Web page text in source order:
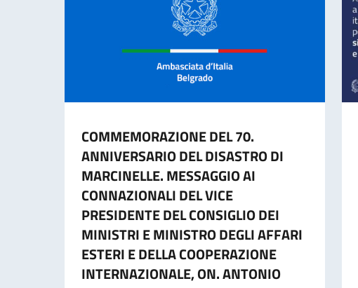
COMMEMORAZIONE DEL 70.
ANNIVERSARIO DEL DISASTRO DI
MARCINELLE. MESSAGGIO AI
CONNAZIONALI DEL VICE
PRESIDENTE DEL CONSIGLIO DEI
MINISTRI E MINISTRO DEGLI AFFARI
ESTERI E DELLA COOPERAZIONE
INTERNAZIONALE, ON. ANTONIO